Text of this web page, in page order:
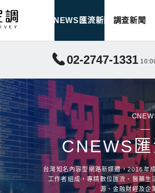
CNEWS匯流新聞 調查新聞
02-2747-1331
CNEWS
台灣知名內容型網路新媒體，2016年
工作者組成，專精數位匯流、醫藥生
源、金融財經及企